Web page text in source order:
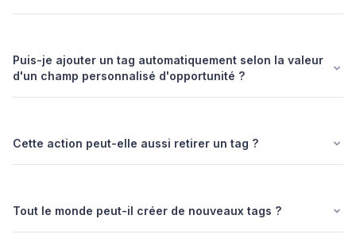
Puis-je ajouter un tag automatiquement selon la valeur
d'un champ personnalisé d'opportunité ?
Cette action peut-elle aussi retirer un tag ?
Tout le monde peut-il créer de nouveaux tags ?